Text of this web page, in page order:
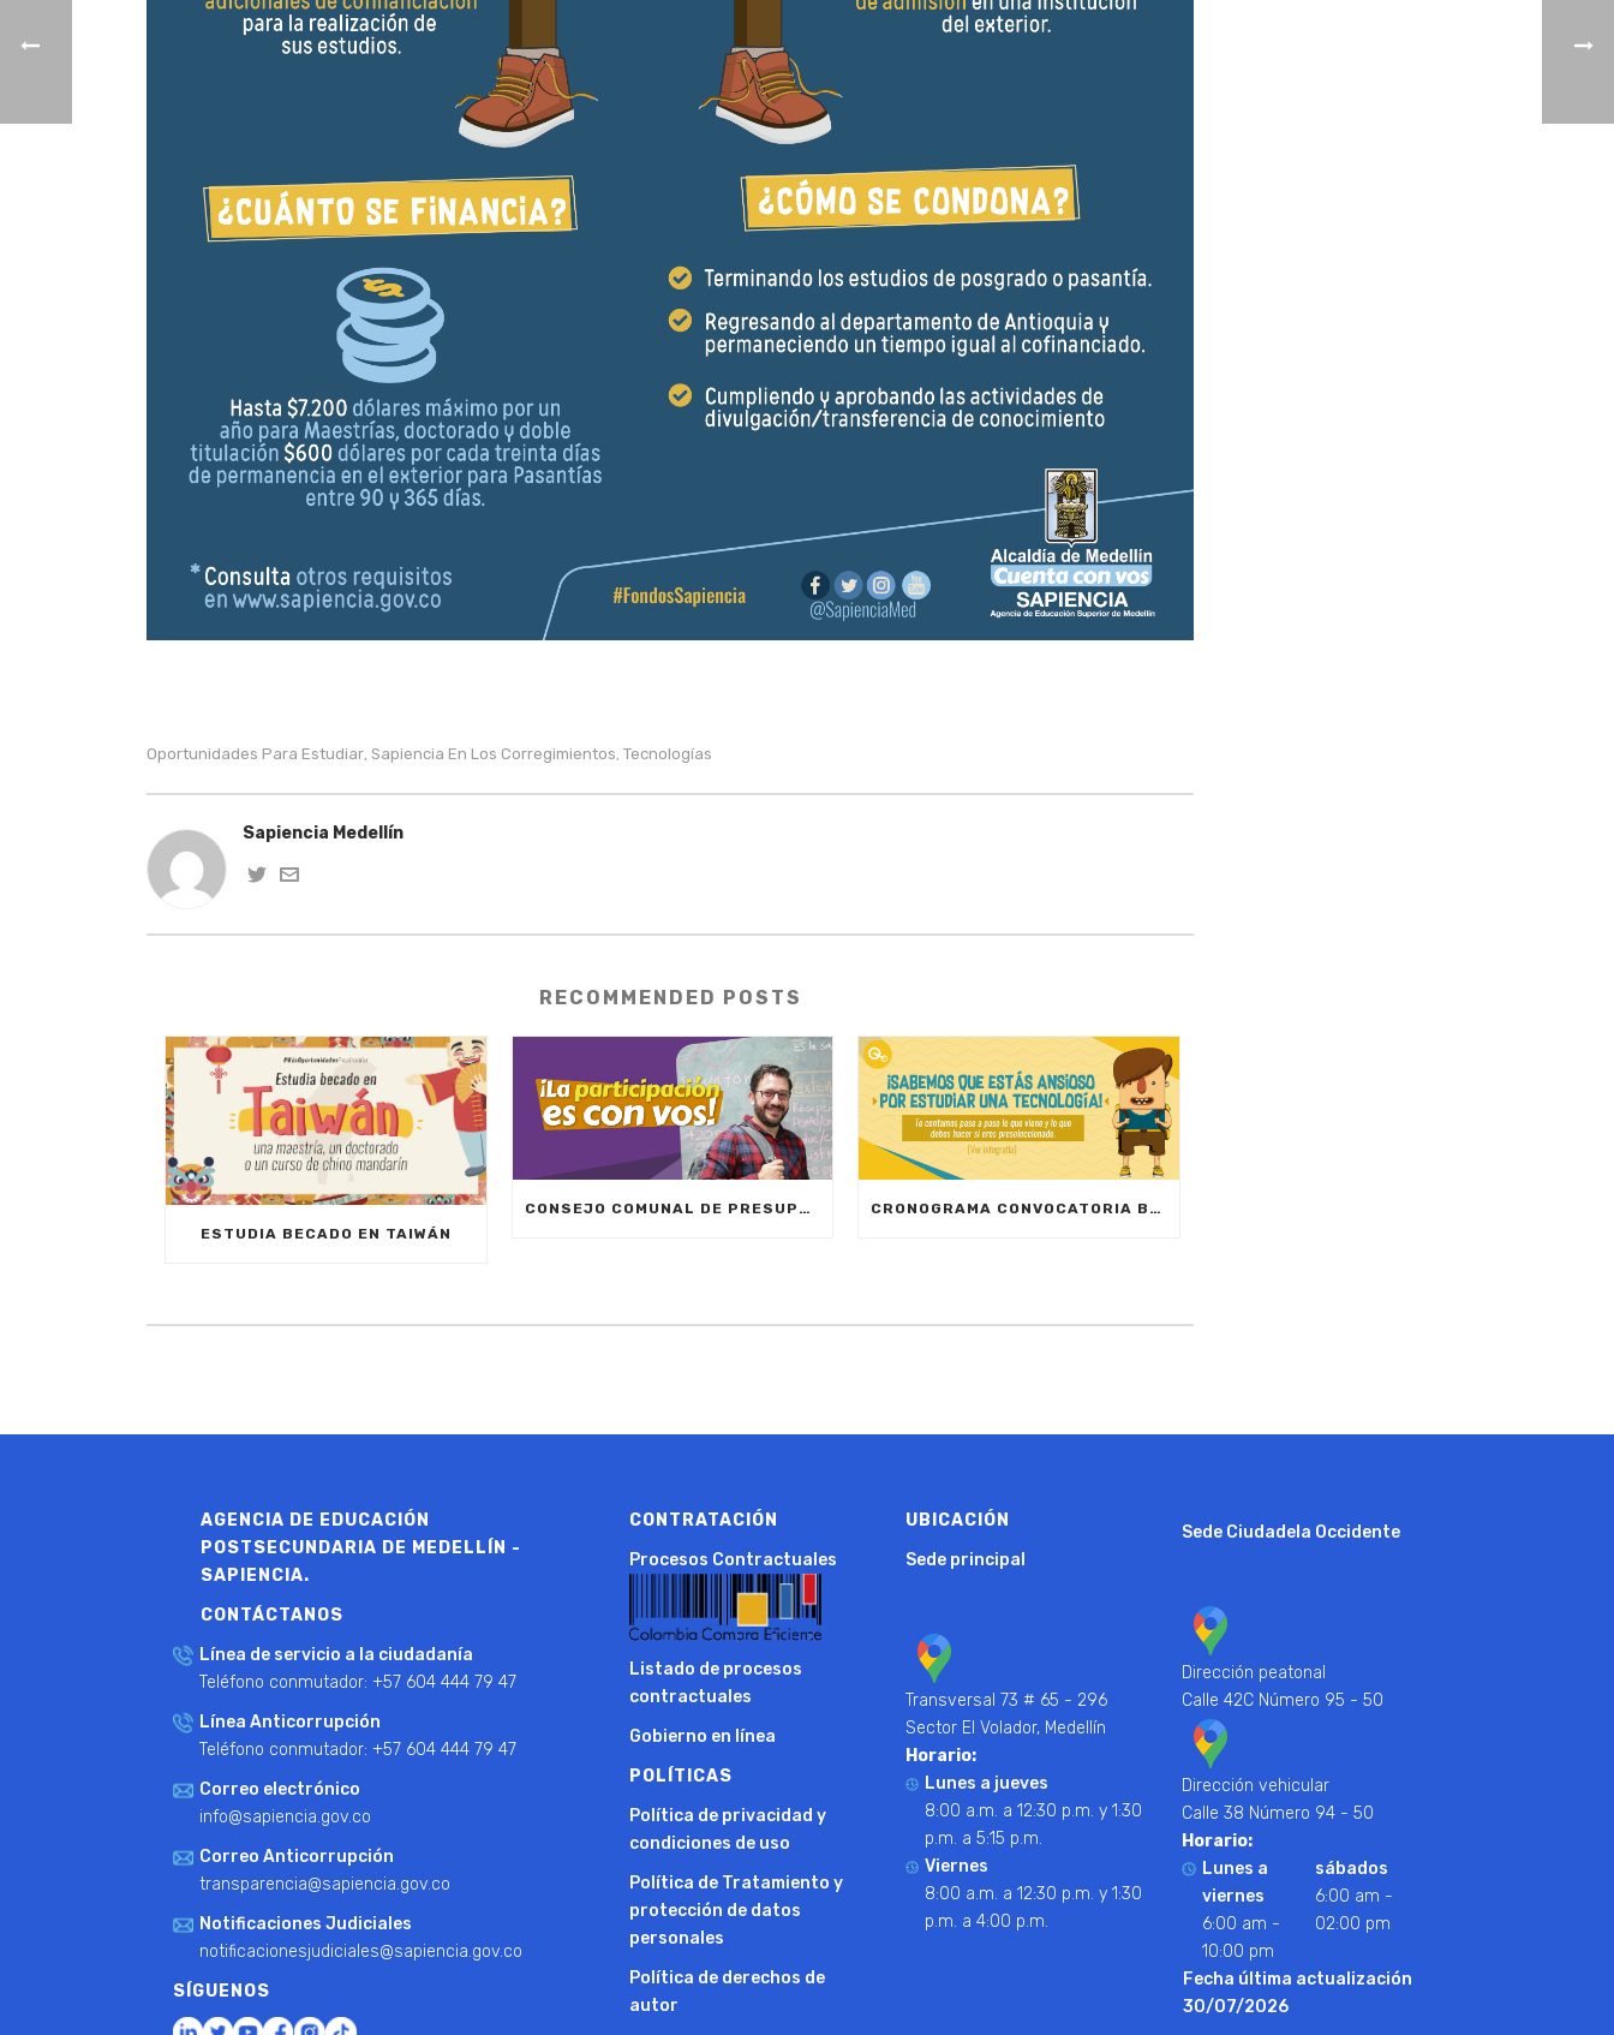
Oportunidades Para Estudiar, Sapiencia En Los Corregimientos, Tecnologías
Sapiencia Medellín
RECOMMENDED POSTS
ESTUDIA BECADO EN TAIWÁN
CONSEJO COMUNAL DE PRESUPUESTO PARTICIPATIVO CRONOGRAMA CONVOCATORIA BECAS TECNOLOGÍAS
AGENCIA DE EDUCACIÓN
POSTSECUNDARIA DE MEDELLÍN -
SAPIENCIA.
CONTÁCTANOS
Línea de servicio a la ciudadanía
Teléfono conmutador: +57 604 444 79 47
Línea Anticorrupción
Teléfono conmutador: +57 604 444 79 47
Correo electrónico
info@sapiencia.gov.co
Correo Anticorrupción
transparencia@sapiencia.gov.co
Notificaciones Judiciales
notificacionesjudiciales@sapiencia.gov.co
SÍGUENOS
CONTRATACIÓN
Procesos Contractuales
Listado de procesos
contractuales
Gobierno en línea
POLÍTICAS
Política de privacidad y
condiciones de uso
Política de Tratamiento y
protección de datos
personales
Política de derechos de
autor
UBICACIÓN
Sede principal
Transversal 73 # 65 - 296
Sector El Volador, Medellín
Horario:
Lunes a jueves
8:00 a.m. a 12:30 p.m. y 1:30
p.m. a 5:15 p.m.
Viernes
8:00 a.m. a 12:30 p.m. y 1:30
p.m. a 4:00 p.m.
Sede Ciudadela Occidente
Dirección peatonal
Calle 42C Número 95 - 50
Dirección vehicular
Calle 38 Número 94 - 50
Horario:
Lunes a
viernes
6:00 am -
10:00 pm
sábados
6:00 am -
02:00 pm
Fecha última actualización
30/07/2026